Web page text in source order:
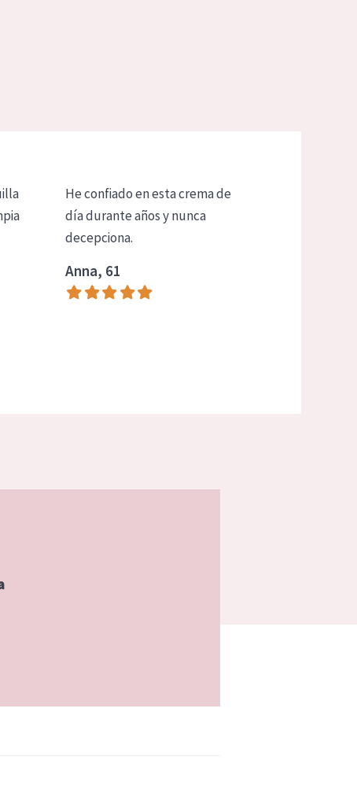
He confiado en esta crema de
día durante años y nunca
decepciona.
Anna, 61